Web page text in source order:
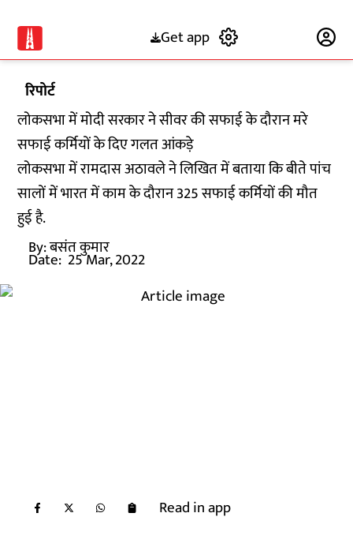
Get app
रिपोर्ट
लोकसभा में मोदी सरकार ने सीवर की सफाई के दौरान मरे
सफाई कर्मियों के दिए गलत आंकड़े
लोकसभा में रामदास अठावले ने लिखित में बताया कि बीते पांच
सालों में भारत में काम के दौरान 325 सफाई कर्मियों की मौत
हुई है.
By:बसंत कुमार
Date: 25 Mar, 2022
Read in app